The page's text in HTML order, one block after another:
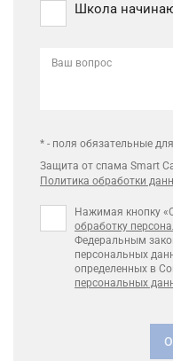
Школа
Ваш вопрос
* - поля обязательные
Защита от спама Smart
Политика обработки
Нажимая кнопку
обработку
Федеральным
персональных
определенных в
персональных